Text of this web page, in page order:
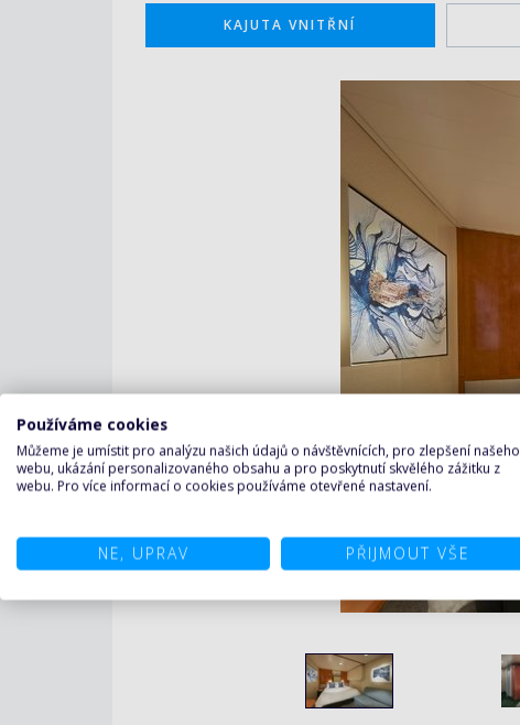
KAJUTA VNITŘNÍ
Používáme cookies
Můžeme je umístit pro analýzu našich údajů o návštěvnících, pro zlepšení našeho
webu, ukázání personalizovaného obsahu a pro poskytnutí skvělého zážitku z
webu. Pro více informací o cookies používáme otevřené nastavení.
NE, UPRAV PŘIJMOUT VŠE